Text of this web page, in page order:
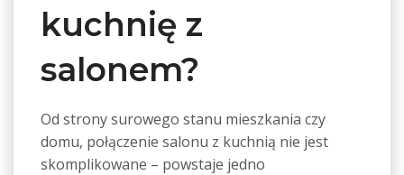
kuchnię z
salonem?
Od strony surowego stanu mieszkania czy
domu, połączenie salonu z kuchnią nie jest
skomplikowane – powstaje jedno